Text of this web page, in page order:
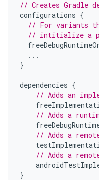
// Creates Gradle
configurations {
// For variants
// intitialize a
...
}
dependencies {
// Adds an
// Adds a
// Adds a
// Adds a
}